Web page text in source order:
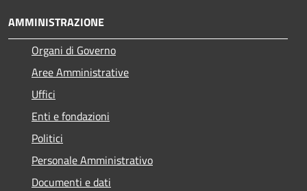
AMMINISTRAZIONE
Organi di Governo
Aree Amministrative
Uffici
Enti e fondazioni
Politici
Personale Amministrativo
Documenti e dati